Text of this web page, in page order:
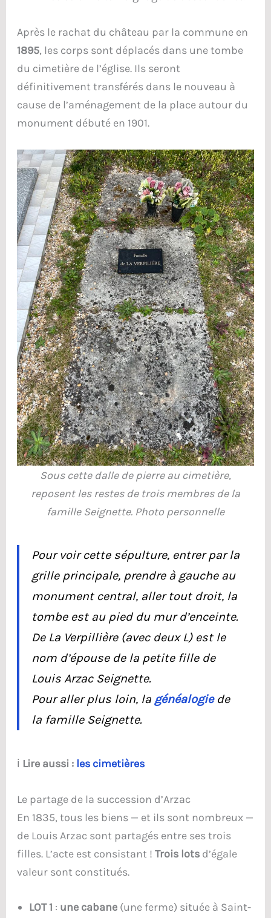
Après le rachat du château par la commune en
1895, les corps sont déplacés dans une tombe
du cimetière de l’église. Ils seront
définitivement transférés dans le nouveau à
cause de l’aménagement de la place autour du
monument débuté en 1901.
Sous cette dalle de pierre au cimetière,
reposent les restes de trois membres de la
famille Seignette. Photo personnelle
Pour voir cette sépulture, entrer par la
grille principale, prendre à gauche au
monument central, aller tout droit, la
tombe est au pied du mur d’enceinte.
De La Verpillière (avec deux L) est le
nom d’épouse de la petite fille de
Louis Arzac Seignette.
Pour aller plus loin, la généalogiede
la famille Seignette.
ℹ️ Lire aussi : les cimetières
Le partage de la succession d’Arzac
En 1835, tous les biens — et ils sont nombreux —
de Louis Arzac sont partagés entre ses trois
filles. L’acte est consistant ! Trois lotsd’égale
valeur sont constitués.
LOT 1 : une cabane(une ferme) située à Saint-